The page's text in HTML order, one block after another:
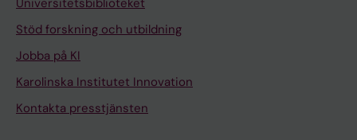
Universitetsbiblioteket
Stöd forskning och utbildning
Jobba på KI
Karolinska Institutet Innovation
Kontakta presstjänsten